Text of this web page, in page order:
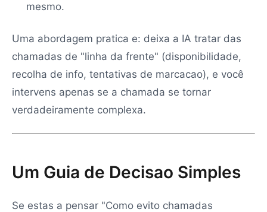
mesmo.
Uma abordagem pratica e: deixa a IA tratar das
chamadas de "linha da frente" (disponibilidade,
recolha de info, tentativas de marcacao), e você
intervens apenas se a chamada se tornar
verdadeiramente complexa.
Um Guia de Decisao Simples
Se estas a pensar "Como evito chamadas